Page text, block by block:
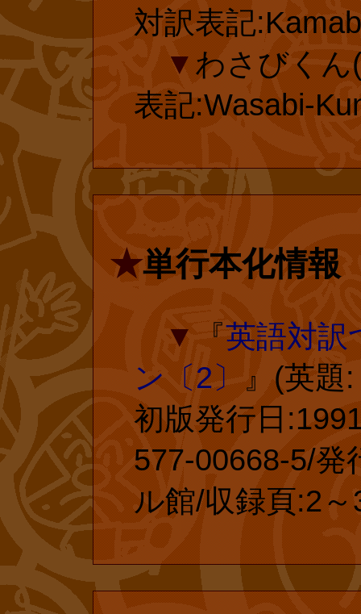
し))』 復刊
復刊ドットコ
されている『
ぱんまん』の
ィシャルショ
般の書店での
たします!
■『しょ
ダーメルヘ
絵=やなせ
かし))』 投
ア本を皆さ
対訳表記
▼わさびくん
表記:Wasabi-
★単行本化情報
▼『英語対
ン〔2〕』(英題
初版発行日
577-00668-5/発
ル館/収録頁:2